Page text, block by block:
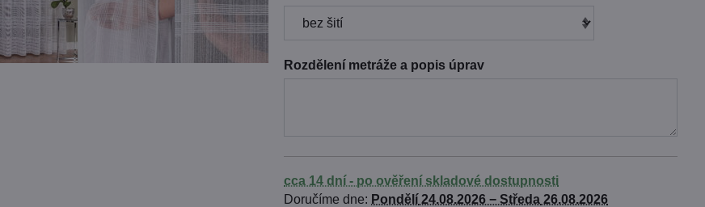
Rozdělení metráže a popis úprav
cca 14 dní - po ověření skladové dostupnosti
Doručíme dne: Pondělí 24.08.2026 −Středa 26.08.2026